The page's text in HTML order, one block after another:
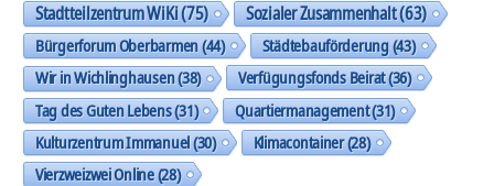
Stadtteilzentrum WiKi(75) Sozialer Zusammenhalt(63)
Bürgerforum Oberbarmen(44) Städtebauförderung(43)
Wir in Wichlinghausen(38) Verfügungsfonds Beirat(36)
Tag des Guten Lebens(31) Quartiermanagement(31)
Kulturzentrum Immanuel(30) Klimacontainer(28)
Vierzweizwei Online(28)